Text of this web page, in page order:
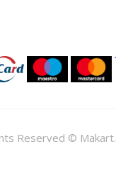
Reserved ©